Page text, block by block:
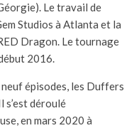
Le travail de
Studios à Atlanta et la
Dragon. Le tournage
2016.
neuf épisodes, les Duffers
s’est déroulé
en mars 2020 à